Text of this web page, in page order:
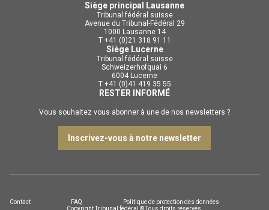
Siège principal Lausanne
Tribunal fédéral suisse
Avenue du Tribunal-Fédéral 29
1000 Lausanne 14
T +41 (0)21 318 91 11
Siège Lucerne
Tribunal fédéral suisse
Schweizerhofquai 6
6004 Lucerne
T +41 (0)41 419 35 55
RESTER INFORMÉ
Vous souhaitez vous abonner à une de nos newsletters ?
Inscrivez-vous à notre newsletter
Copyright Tribunal fédéral © Tous droits réservés.
Contact FAQ Politique de protection des données